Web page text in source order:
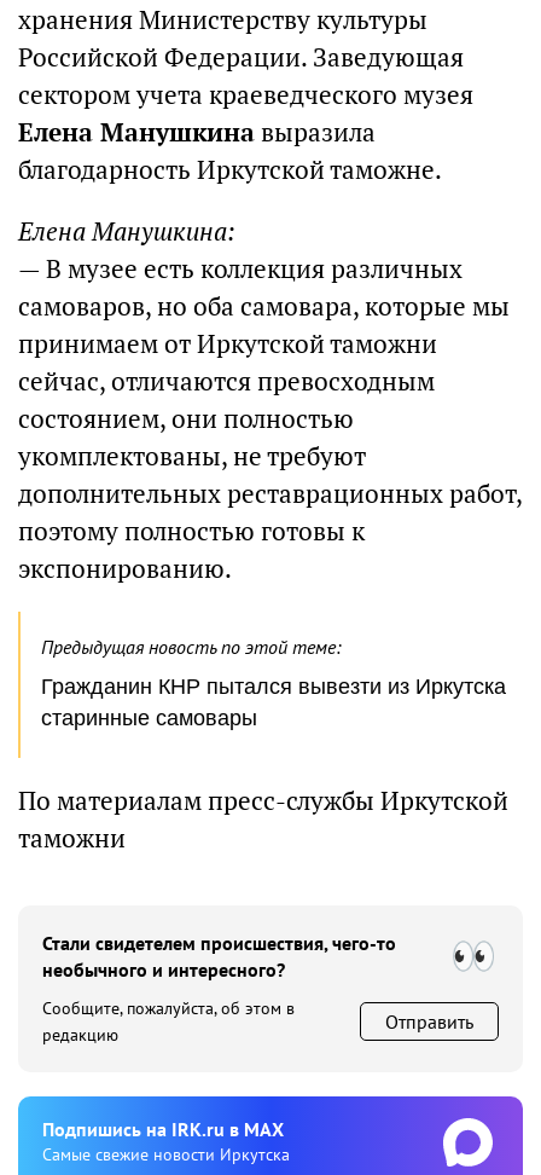
хранения Министерству культуры
Российской Федерации. Заведующая
сектором учета краеведческого музея
Елена Манушкинавыразила
благодарность Иркутской таможне.
Елена Манушкина:
— В музее есть коллекция различных
самоваров, но оба самовара, которые мы
принимаем от Иркутской таможни
сейчас, отличаются превосходным
состоянием, они полностью
укомплектованы, не требуют
дополнительных реставрационных работ,
поэтому полностью готовы к
экспонированию.
Предыдущая новость по этой теме:
Гражданин КНР пытался вывезти из Иркутска
старинные самовары
По материалам пресс-службы Иркутской
таможни
Стали свидетелем происшествия, чего-то
необычного и интересного?
Сообщите, пожалуйста, об этом в
редакцию
Отправить
Подпишиcь на IRK.ru в MAX
Cамые свежие новости Иркутска